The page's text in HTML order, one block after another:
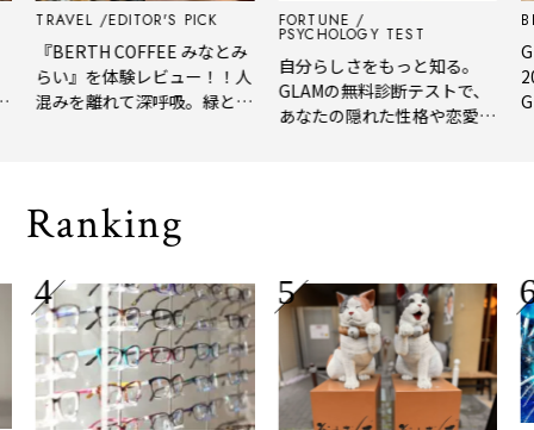
EDITOR'S PICK
COFFEE みなとみ
』を体験レビュー！！人
を離れて深呼吸。緑と
FORTUNE
PSYCHOLOGY TEST
自分らしさをもっと知る。
GLAMの無料診断テストで、
あなたの隠れた性格や恋愛タ
BEAUTY
GLAM
2026
GLAM
年上半
Ranking